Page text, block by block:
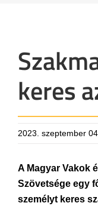
keres
2023. szeptember 04.
A Magyar Vakok
Szövetsége egy
személyt keres